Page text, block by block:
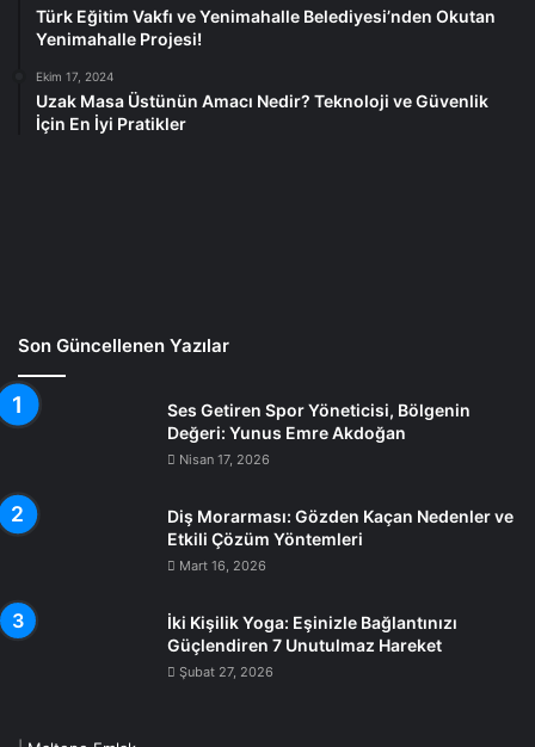
Türk Eğitim Vakfı ve Yenimahalle Belediyesi’nden Okutan
Yenimahalle Projesi!
Ekim 17, 2024
Uzak Masa Üstünün Amacı Nedir? Teknoloji ve Güvenlik
İçin En İyi Pratikler
Son Güncellenen Yazılar
Ses Getiren Spor Yöneticisi, Bölgenin
Değeri: Yunus Emre Akdoğan
Nisan 17, 2026
Diş Morarması: Gözden Kaçan Nedenler ve
Etkili Çözüm Yöntemleri
Mart 16, 2026
İki Kişilik Yoga: Eşinizle Bağlantınızı
Güçlendiren 7 Unutulmaz Hareket
Şubat 27, 2026